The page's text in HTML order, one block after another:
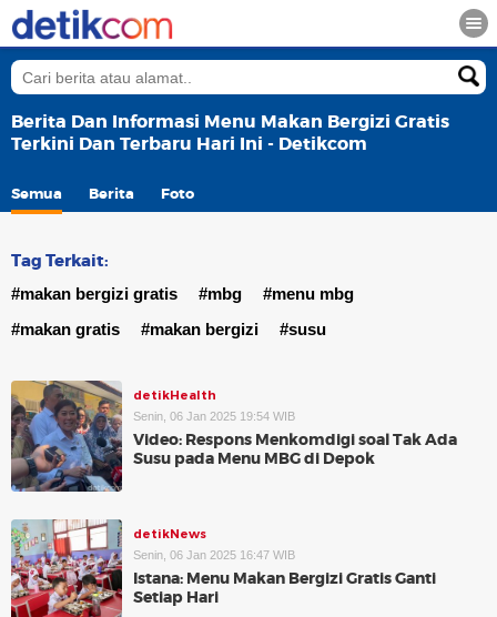
Berita Dan Informasi Menu Makan Bergizi Gratis
Terkini Dan Terbaru Hari Ini - Detikcom
Semua Berita Foto
Tag Terkait:
#makan bergizi gratis #mbg
#menu mbg
#makan gratis
#makan bergizi #susu
detikHealth
Senin, 06 Jan 2025 19:54 WIB
Video: Respons Menkomdigi soal Tak Ada
Susu pada Menu MBG di Depok
detikNews
Senin, 06 Jan 2025 16:47 WIB
Istana: Menu Makan Bergizi Gratis Ganti
Setiap Hari